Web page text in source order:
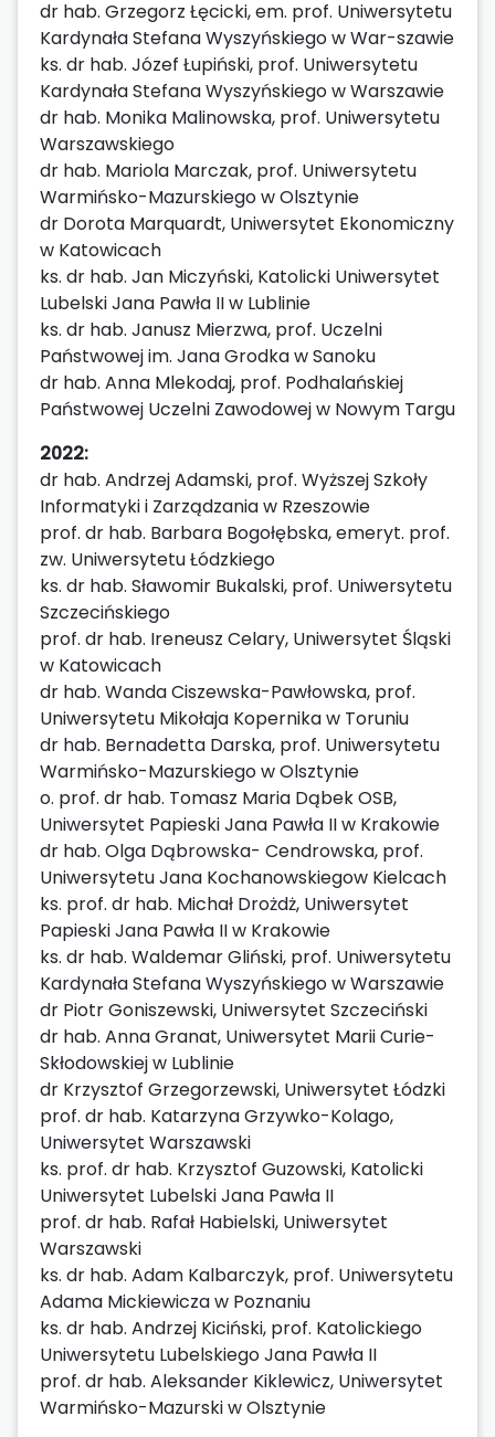
dr hab. Grzegorz Łęcicki, em. prof. Uniwersytetu
Kardynała Stefana Wyszyńskiego w War-szawie
ks. dr hab. Józef Łupiński, prof. Uniwersytetu
Kardynała Stefana Wyszyńskiego w Warszawie
dr hab. Monika Malinowska, prof. Uniwersytetu
Warszawskiego
dr hab. Mariola Marczak, prof. Uniwersytetu
Warmińsko-Mazurskiego w Olsztynie
dr Dorota Marquardt, Uniwersytet Ekonomiczny
w Katowicach
ks. dr hab. Jan Miczyński, Katolicki Uniwersytet
Lubelski Jana Pawła II w Lublinie
ks. dr hab. Janusz Mierzwa, prof. Uczelni
Państwowej im. Jana Grodka w Sanoku
dr hab. Anna Mlekodaj, prof. Podhalańskiej
Państwowej Uczelni Zawodowej w Nowym Targu
2022:
dr hab. Andrzej Adamski, prof. Wyższej Szkoły
Informatyki i Zarządzania w Rzeszowie
prof. dr hab. Barbara Bogołębska, emeryt. prof.
zw. Uniwersytetu Łódzkiego
ks. dr hab. Sławomir Bukalski, prof. Uniwersytetu
Szczecińskiego
prof. dr hab. Ireneusz Celary, Uniwersytet Śląski
w Katowicach
dr hab. Wanda Ciszewska-Pawłowska, prof.
Uniwersytetu Mikołaja Kopernika w Toruniu
dr hab. Bernadetta Darska, prof. Uniwersytetu
Warmińsko-Mazurskiego w Olsztynie
o. prof. dr hab. Tomasz Maria Dąbek OSB,
Uniwersytet Papieski Jana Pawła II w Krakowie
dr hab. Olga Dąbrowska- Cendrowska, prof.
Uniwersytetu Jana Kochanowskiegow Kielcach
ks. prof. dr hab. Michał Drożdż, Uniwersytet
Papieski Jana Pawła II w Krakowie
ks. dr hab. Waldemar Gliński, prof. Uniwersytetu
Kardynała Stefana Wyszyńskiego w Warszawie
dr Piotr Goniszewski, Uniwersytet Szczeciński
dr hab. Anna Granat, Uniwersytet Marii Curie-
Skłodowskiej w Lublinie
dr Krzysztof Grzegorzewski, Uniwersytet Łódzki
prof. dr hab. Katarzyna Grzywko-Kolago,
Uniwersytet Warszawski
ks. prof. dr hab. Krzysztof Guzowski, Katolicki
Uniwersytet Lubelski Jana Pawła II
prof. dr hab. Rafał Habielski, Uniwersytet
Warszawski
ks. dr hab. Adam Kalbarczyk, prof. Uniwersytetu
Adama Mickiewicza w Poznaniu
ks. dr hab. Andrzej Kiciński, prof. Katolickiego
Uniwersytetu Lubelskiego Jana Pawła II
prof. dr hab. Aleksander Kiklewicz, Uniwersytet
Warmińsko-Mazurski w Olsztynie